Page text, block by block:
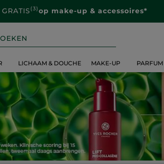
GRATIS (3)op make-up & accessoires*
LICHAAM & DOUCHE MAKE-UP PARFUM